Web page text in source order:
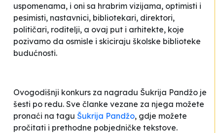
uspomenama, i oni sa hrabrim vizijama, optimisti i
pesimisti, nastavnici, bibliotekari, direktori,
političari, roditelji, a ovaj put i arhitekte, koje
pozivamo da osmisle i skiciraju školske biblioteke
budućnosti.
Ovogodišnji konkurs za nagradu Šukrija Pandžo je
šesti po redu. Sve članke vezane za njega možete
pronaći na tagu Šukrija Pandžo, gdje možete
pročitati i prethodne pobjedničke tekstove.